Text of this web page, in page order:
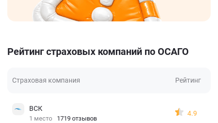
Рейтинг страховых компаний по ОСАГО
Страховая компания Рейтинг
ВСК
1 место 1719 отзывов
4.9